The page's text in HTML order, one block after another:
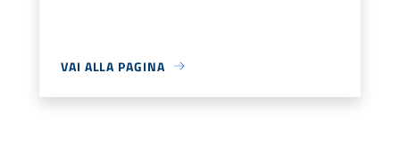
VAI ALLA PAGINA